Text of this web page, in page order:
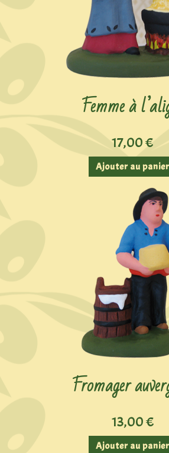
Femme à
17,00€
Ajouter au panier
Fromager
13,00€
Ajouter au panier